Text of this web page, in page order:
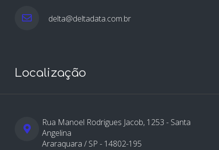
delta@deltadata.com.br
Localização
Rua Manoel Rodrigues Jacob, 1253 - Santa
Angelina
Araraquara / SP - 14802-195